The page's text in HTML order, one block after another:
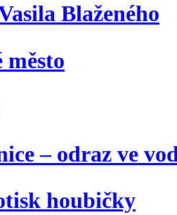
Blaženého
město
– odraz ve
houbičky